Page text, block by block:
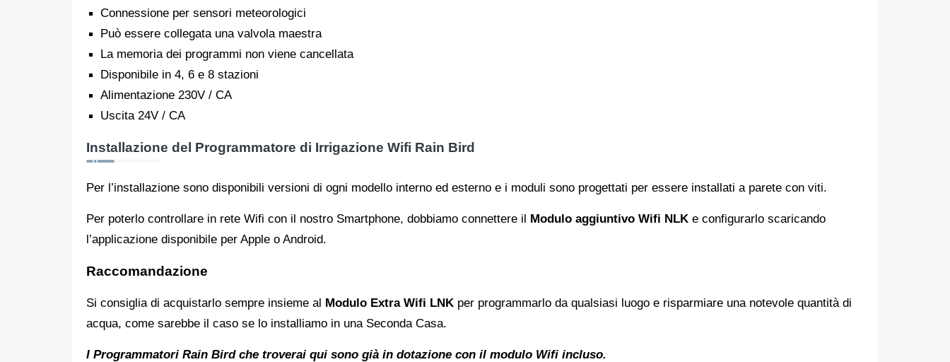
Connessione per sensori meteorologici
Può essere collegata una valvola maestra
La memoria dei programmi non viene cancellata
Disponibile in 4, 6 e 8 stazioni
Alimentazione 230V / CA
Uscita 24V / CA
Installazione del Programmatore di Irrigazione Wifi Rain Bird
Per l’installazione sono disponibili versioni di ogni modello interno ed esterno e i moduli sono progettati per essere installati a parete con viti.
Per poterlo controllare in rete Wifi con il nostro Smartphone, dobbiamo connettere il Modulo aggiuntivo Wifi NLK e configurarlo scaricando
l’applicazione disponibile per Apple o Android.
Raccomandazione
Si consiglia di acquistarlo sempre insieme al Modulo Extra Wifi LNK per programmarlo da qualsiasi luogo e risparmiare una notevole quantità di
acqua, come sarebbe il caso se lo installiamo in una Seconda Casa.
I Programmatori Rain Bird che troverai qui sono già in dotazione con il modulo Wifi incluso.